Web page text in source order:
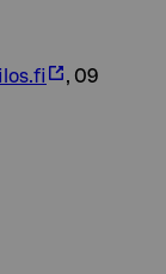
, 09